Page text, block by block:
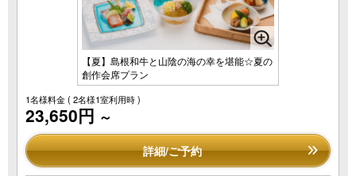
【夏】島根和牛と山陰の海の幸を堪能☆夏の
創作会席プラン
1名様料金( 2名様1室利用時 )
23,650円 ～
詳細/ご予約